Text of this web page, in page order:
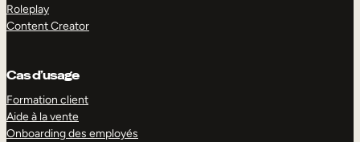
Roleplay
Content Creator
Cas d’usage
Formation client
Aide à la vente
Onboarding des employés